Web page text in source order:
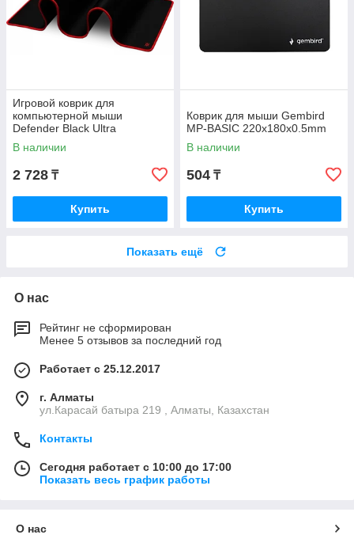
Игровой коврик для
компьютерной мыши
Defender Black Ultra
800х300х3мм черный 50561
В наличии
2 728 ₸
Купить
Коврик для мыши Gembird
MP-BASIC 220x180x0.5mm
В наличии
504 ₸
Купить
Показать ещё
О нас
Рейтинг не сформирован
Менее 5 отзывов за последний год
Работает с 25.12.2017
г. Алматы
ул.Карасай батыра 219 , Алматы, Казахстан
Контакты
Сегодня работает с 10:00 до 17:00
Показать весь график работы
О нас